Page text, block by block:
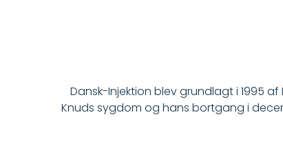
Dansk-Injektion blev grundlagt i 1995
Knuds sygdom og hans bortgang i